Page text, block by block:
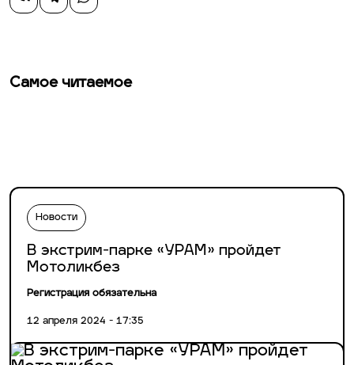
Самое читаемое
Новости
В экстрим-парке «УРАМ» пройдет
Мотоликбез
Регистрация обязательна
12 апреля 2024 - 17:35